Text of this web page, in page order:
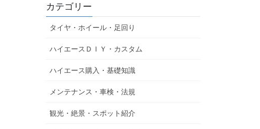
カテゴリー
タイヤ・ホイール・足回り
ハイエースＤＩＹ・カスタム
ハイエース購入・基礎知識
メンテナンス・車検・法規
観光・絶景・スポット紹介